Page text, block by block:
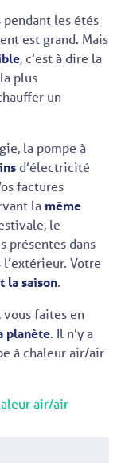
pendant les étés
est grand. Mais
, c’est à dire la
plus
un
la pompe à
d’électricité
factures
la même
le
présentes dans
Votre
la saison.
vous faites en
planète. Il n’y a
à chaleur air/air
air/air